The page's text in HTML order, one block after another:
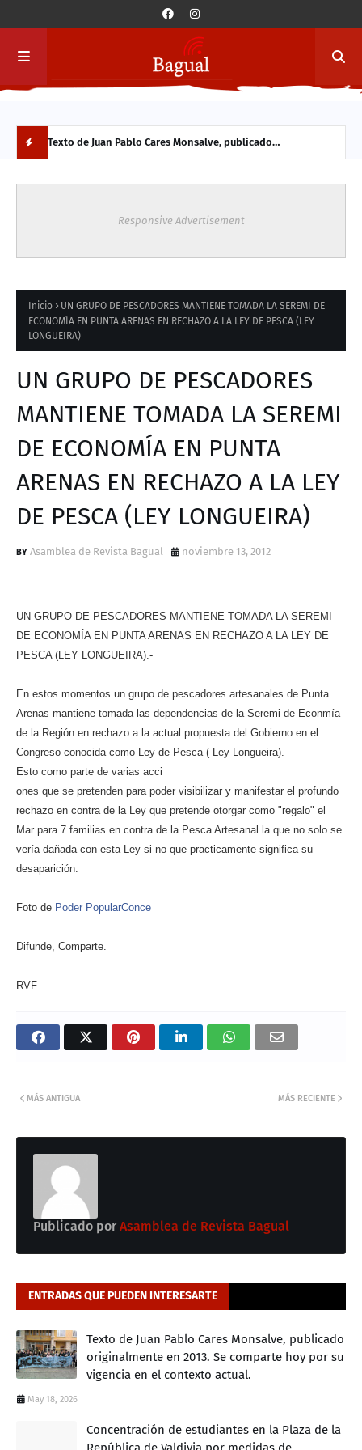
D
A
Texto de Juan Pablo Cares Monsalve, publicado
Responsive Advertisement
Inicio
UN GRUPO DE PESCADORES MANTIENE TOMADA LA SEREMI DE
ECONOMÍA EN PUNTA ARENAS EN RECHAZO A LA LEY DE PESCA (LEY
LONGUEIRA)
UN GRUPO DE PESCADORES
MANTIENE TOMADA LA SEREMI
DE ECONOMÍA EN PUNTA
ARENAS EN RECHAZO A LA LEY
DE PESCA (LEY LONGUEIRA)
Asamblea de Revista Bagual noviembre 13, 2012
UN GRUPO DE PESCADORES MANTIENE TOMADA LA SEREMI
DE ECONOMÍA EN PUNTA ARENAS EN RECHAZO A LA LEY DE
PESCA (LEY LONGUEIRA).-
En estos momentos un grupo de pescadores artesanales de Punta
Arenas mantiene tomada las dependencias de la Seremi de Econmía
de la Región en rechazo a la actual propuesta del Gobierno en el
Congreso conocida como Ley de Pesca ( Ley Longueira).
Esto como parte de varias acci
ones que se pretenden para poder visibilizar y manifestar el profundo
rechazo en contra de la Ley que pretende otorgar como "regalo" el
Mar para 7 familias en contra de la Pesca Artesanal la que no solo se
vería dañada con esta Ley si no que practicamente significa su
desaparición.
Foto de Poder PopularConce
Difunde, Comparte.
RVF
MÁS RECIENTE
MÁS ANTIGUA
Publicado por Asamblea de Revista Bagual
ENTRADAS QUE PUEDEN INTERESARTE
Texto de Juan Pablo Cares Monsalve, publicado
originalmente en 2013. Se comparte hoy por su
vigencia en el contexto actual.
May 18, 2026
Concentración de estudiantes en la Plaza de la